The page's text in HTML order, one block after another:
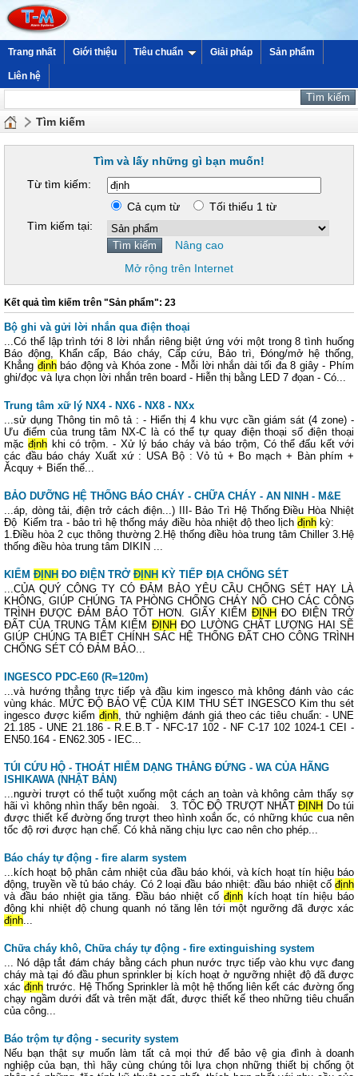
Trang nhất Giới thiệu Tiêu chuẩn Giải pháp Sản phẩm
Liên hệ
Tìm kiếm
Tìm và lấy những gì bạn muốn!
Từ tìm kiếm:
Cả cụm từ
Tối thiểu 1 từ
Tìm kiếm tại:
Nâng cao
Mở rộng trên Internet
Kết quả tìm kiếm trên "Sản phẩm": 23
Bộ ghi và gửi lời nhắn qua điện thoại
...Có thể lập trình tới 8 lời nhắn riêng biệt ứng với một trong 8 tình huống
Báo động, Khẩn cấp, Báo cháy, Cấp cứu, Bảo trì, Đóng/mở hệ thống,
Khẳng địnhbáo động và Khóa zone - Mỗi lời nhắn dài tối đa 8 giây - Phím
ghi/đọc và lựa chọn lời nhắn trên board - Hiễn thị bằng LED 7 đọan - Có...
Trung tâm xữ lý NX4 - NX6 - NX8 - NXx
...sử dụng Thông tin mô tả : - Hiển thị 4 khu vực cần giám sát (4 zone) -
Ưu điểm của trung tâm NX-C là có thể tự quay điện thoại số điện thoại
mặcđịnh khi có trộm. - Xử lý báo cháy và báo trộm, Có thể đấu kết với
các đầu báo cháy Xuất xứ : USA Bộ : Vỏ tủ + Bo mạch + Bàn phím +
Ăcquy + Biến thế...
BẢO DƯỠNG HỆ THỐNG BÁO CHÁY - CHỮA CHÁY - AN NINH - M&E
...áp, dòng tải, điện trở cách điện...) III- Bảo Trì Hệ Thống Điều Hòa Nhiệt
Độ Kiểm tra - bảo trì hệ thống máy điều hòa nhiệt độ theo lịchđịnh kỳ:
1.Điều hòa 2 cục thông thường 2.Hệ thống điều hòa trung tâm Chiller 3.Hệ
thống điều hòa trung tâm DIKIN ...
KIỂM ĐỊNH ĐO ĐIỆN TRỞ ĐỊNH KỲ TIẾP ĐỊA CHỐNG SÉT
...CỦA QUÝ CÔNG TY CÓ ĐẢM BẢO YÊU CẦU CHỐNG SÉT HAY LÀ
KHÔNG, GIÚP CHÚNG TA PHÒNG CHỐNG CHÁY NỔ CHO CÁC CÔNG
TRÌNH ĐƯỢC ĐẢM BẢO TỐT HƠN. GIẤY KIỂMĐỊNH ĐO ĐIỆN TRỞ
ĐẤT CỦA TRUNG TÂM KIỂM ĐỊNH ĐO LƯỜNG CHẤT LƯỢNG HAI SẼ
GIÚP CHÚNG TA BIẾT CHÍNH SÁC HỆ THỐNG ĐẤT CHO CÔNG TRÌNH
CHỐNG SÉT CÓ ĐẢM BẢO...
INGESCO PDC-E60 (R=120m)
...và hướng thẳng trực tiếp và đầu kim ingesco mà không đánh vào các
vùng khác. MỨC ĐỘ BẢO VỆ CỦA KIM THU SÉT INGESCO Kim thu sét
ingesco được kiểmđịnh, thử nghiệm đánh giá theo các tiêu chuẩn: - UNE
21.185 - UNE 21.186 - R.E.B.T - NFC-17 102 - NF C-17 102 1024-1 CEI -
EN50.164 - EN62.305 - IEC...
TÚI CỨU HỘ - THOÁT HIỂM DẠNG THẲNG ĐỨNG - WA CỦA HÃNG
ISHIKAWA (NHẬT BẢN)
...người trượt có thể tuột xuống một cách an toàn và không cảm thấy sợ
hãi vì không nhìn thấy bên ngoài. 3. TỐC ĐỘ TRƯỢT NHẤTĐỊNH Do túi
được thiết kế đường ống trượt theo hình xoắn ốc, có những khúc cua nên
tốc độ rơi được hạn chế. Có khả năng chịu lực cao nên cho phép...
Báo cháy tự động - fire alarm system
...kích hoạt bộ phân cảm nhiệt của đầu báo khói, và kích hoạt tín hiệu báo
động, truyền về tủ báo cháy. Có 2 loại đầu báo nhiệt: đầu báo nhiệt cố định
và đầu báo nhiệt gia tăng. Đầu báo nhiệt cố địnhkích hoạt tín hiệu báo
động khi nhiệt độ chung quanh nó tăng lên tới một ngưỡng đã được xác
định...
Chữa cháy khô, Chữa cháy tự động - fire extinguishing system
... Nó dập tắt đám cháy bằng cách phun nước trực tiếp vào khu vực đang
cháy mà tại đó đầu phun sprinkler bị kích hoạt ở ngưỡng nhiệt độ đã được
xác định trước. Hệ Thống Sprinkler là một hệ thống liên kết các đường ống
chạy ngầm dưới đất và trên mặt đất, được thiết kế theo những tiêu chuẩn
của công...
Báo trộm tự động - security system
Nếu bạn thật sự muốn làm tất cả mọi thứ để bảo vệ gia đình à doanh
nghiệp của bạn, thì hãy cùng chúng tôi lựa chọn những thiết bị chống ột